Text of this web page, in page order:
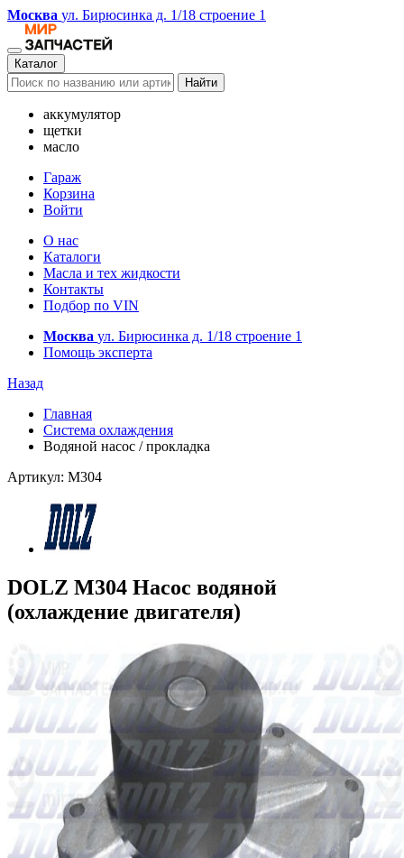
Москва ул. Бирюсинка д. 1/18 строение 1
Каталог
Найти
аккумулятор
щетки
масло
Гараж
Корзина
Войти
О нас
Каталоги
Масла и тех жидкости
Контакты
Подбор по VIN
Москва ул. Бирюсинка д. 1/18 строение 1
Помощь эксперта
Назад
Главная
Система охлаждения
Водяной насос / прокладка
Артикул: M304
DOLZ M304 Насос водяной
(охлаждение двигателя)